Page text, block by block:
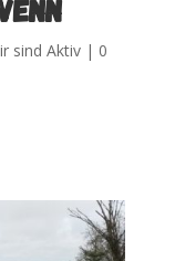
sind Aktiv| 0